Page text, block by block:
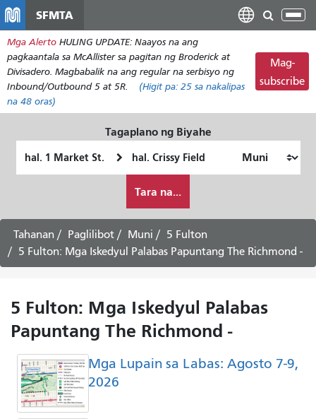
pangunahing
nilalaman
SFMTA
I-
ang
Mga Alerto HULING UPDATE: Naayos na ang
pagkaantala sa McAllister sa pagitan ng Broderick at
Divisadero. Magbabalik na ang regular na serbisyo ng
Inbound/Outbound 5 at 5R.
(Higit pa: 25 sa nakalipas
na 48 oras)
Mag-
subscribe
Tagaplano ng Biyahe
ko
gustong
maglakbay
Tara na...
Tahanan Paglilibot Muni
5 Fulton
5 Fulton: Mga Iskedyul Palabas Papuntang The Richmond -
5 Fulton: Mga Iskedyul Palabas
Papuntang The Richmond -
Mga Lupain sa Labas: Agosto 7-9,
2026